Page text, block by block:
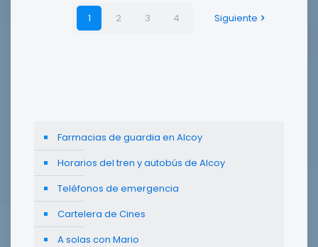
1 2 3 4 Siguiente
Farmacias de guardia en Alcoy
Horarios del tren y autobús de Alcoy
Teléfonos de emergencia
Cartelera de Cines
A solas con Mario